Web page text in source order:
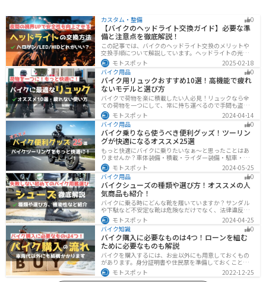
カスタム・整備 0
【バイクのヘッドライト交換ガイド】必要な準
備と注意点を徹底解説！
この記事では、バイクのヘッドライト交換のメリットや
交換手順について解説しています。ヘッドライトの光が
弱くなっていませんか？夜間の視界を改善するために
は、適切なヘッドライト交換が必要です。自分で交換す
る方法からショップに依頼する場合の費用までわかりや
すくお伝えします！
モトスポット
2025-02-18
バイク用品
0
バイク用リュックおすすめ10選！高機能で疲れ
ないモデルと選び方
バイクで荷物を楽に積載したい人必見！リュックなら全
ての荷物を一つにして、常に持ち運べるので手間も盗ま
れる心配もありません。腰や肩の負担を軽減して通勤通
学・ツーリングを快適にできるオススメリュックを紹介
します。
モトスポット
2024-04-14
バイク用品
0
バイク乗りなら使うべき便利グッズ！ツーリン
グが快適になるオススメ25選
もっと快適にバイクに乗りたいなぁ〜と思ったことはあ
りませんか？車体装備・積載・ライダー装備・駐車・メ
ンテ・トラブル対応の6ジャンルで、バイクをもっと快適
にするオススメ便利グッズを紹介します！
モトスポット
2024-05-25
バイク用品
0
バイクシューズの種類や選び方！オススメの人
気商品も紹介！
バイクに乗る時にどんな靴を履いていますか？サンダル
や下駄など不安定な靴は危険なだけでなく、法律違反に
なる可能性もあります。バイクに乗るときはバイク用に
作られた専用の靴を履くようにしましょう。操作性や安
全性の向上性だけでなく、バイクとの一体感でよりカッ
コよくなります。
モトスポット
2024-04-25
バイク知識
0
バイク購入に必要なものは4つ！ローンを組む
ために必要なものも解説
バイクを購入するには、お金以外にも用意しておくもの
があります。身分証明書や住民票を準備しておくことで
購入ギリギリになって慌てずに済むので、しっかりと準
備しておきましょう。
モトスポット 2022-12-25